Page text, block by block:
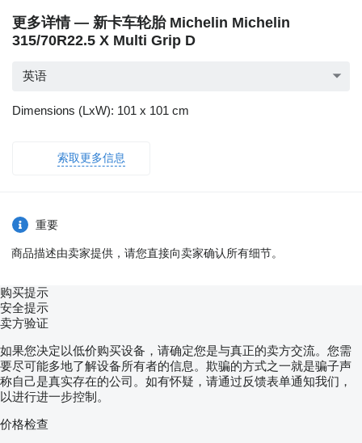
更多详情 — 新卡车轮胎 Michelin Michelin
315/70R22.5 X Multi Grip D
英语
Dimensions (LxW): 101 x 101 cm
索取更多信息
重要
商品描述由卖家提供，请您直接向卖家确认所有细节。
购买提示
安全提示
卖方验证
如果您决定以低价购买设备，请确定您是与真正的卖方交流。您需
要尽可能多地了解设备所有者的信息。欺骗的方式之一就是骗子声
称自己是真实存在的公司。如有怀疑，请通过反馈表单通知我们，
以进行进一步控制。
价格检查